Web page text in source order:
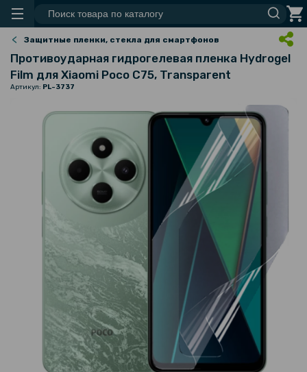
Защитные пленки, стекла для смартфонов
Противоударная гидрогелевая пленка Hydrogel
Film для Xiaomi Poco C75​, Transparent
Артикул: PL-3737